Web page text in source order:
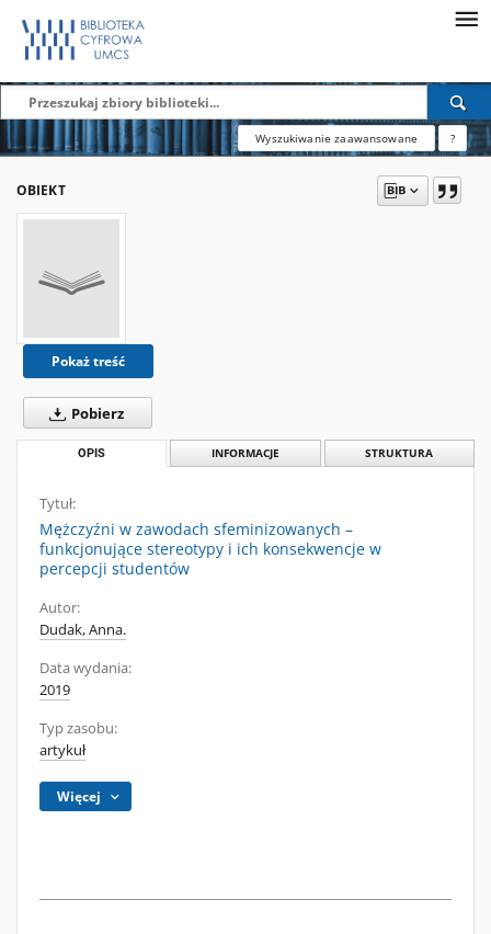
Wyszukiwanie zaawansowane ?
OBIEKT
Pokaż treść
Pobierz
OPIS INFORMACJE STRUKTURA
Tytuł:
Mężczyźni w zawodach sfeminizowanych –
funkcjonujące stereotypy i ich konsekwencje w
percepcji studentów
Autor:
Dudak, Anna.
Data wydania:
2019
Typ zasobu:
artykuł
Więcej